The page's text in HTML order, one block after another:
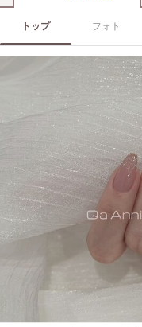
トップ フォト